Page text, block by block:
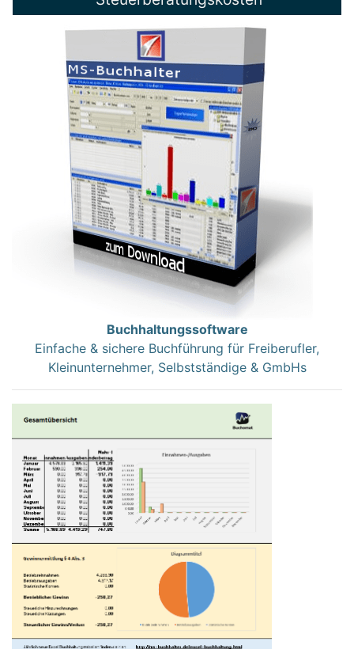
Buchhaltungssoftware
Einfache & sichere Buchführung für Freiberufler,
Kleinunternehmer, Selbstständige & GmbHs